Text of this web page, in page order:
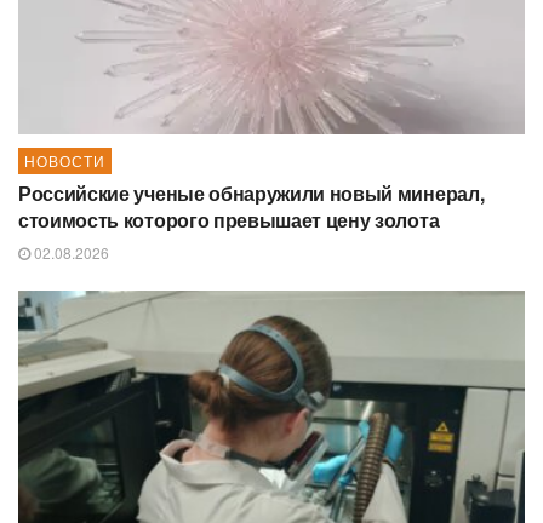
НОВОСТИ
Российские ученые обнаружили новый минерал,
стоимость которого превышает цену золота
02.08.2026